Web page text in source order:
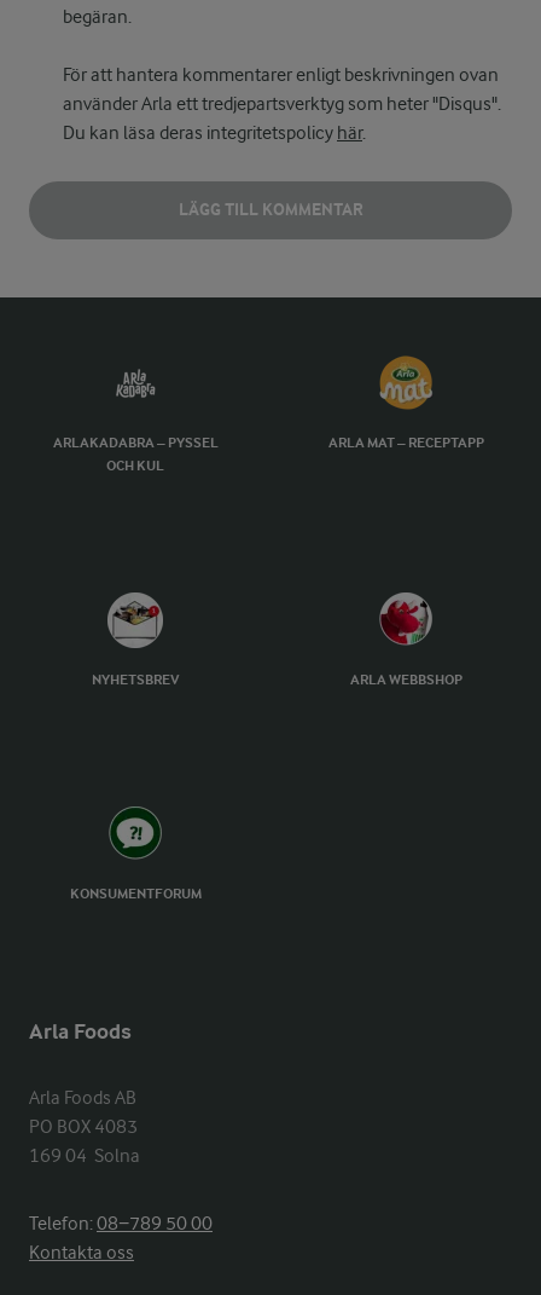
begäran.
För att hantera kommentarer enligt beskrivningen ovan
använder Arla ett tredjepartsverktyg som heter "Disqus".
Du kan läsa deras integritetspolicy här.
LÄGG TILL KOMMENTAR
ARLAKADABRA – PYSSEL
OCH KUL
ARLA MAT – RECEPTAPP
NYHETSBREV ARLA WEBBSHOP
KONSUMENTFORUM
Arla Foods
Arla Foods AB
PO BOX 4083
169 04  Solna
Telefon:08−789 50 00
Kontakta oss